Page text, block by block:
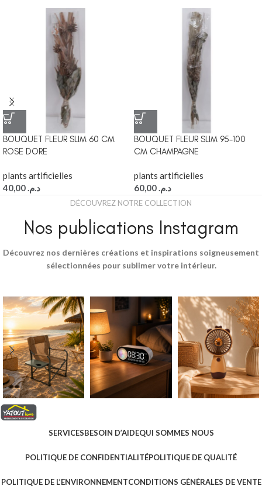
BOUQUET FLEUR SLIM 60 CM
ROSE DORE
plants artificielles
د.م.
BOUQUET FLEUR SLIM 95-100
CM CHAMPAGNE
plants artificielles
د.م.
DÉCOUVREZ NOTRE COLLECTION
Nos publications Instagram
Découvrez nos dernières créations et inspirations soigneusement
sélectionnées pour sublimer votre intérieur.
SERVICESBESOIN D’AIDEQUI SOMMES NOUS
POLITIQUE DE CONFIDENTIALITÉPOLITIQUE DE QUALITÉ
POLITIQUE DE L’ENVIRONNEMENTCONDITIONS GÉNÉRALES DE VENTE